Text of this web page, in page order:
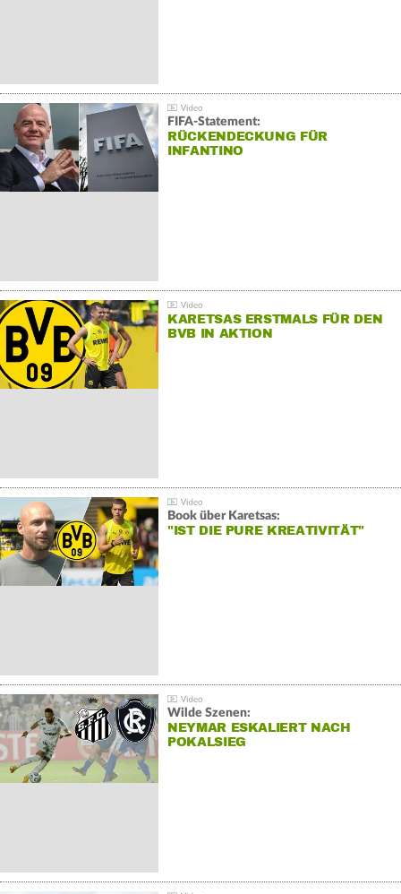
FIFA-Statement:
RÜCKENDECKUNG FÜR
INFANTINO
KARETSAS ERSTMALS FÜR DEN
BVB IN AKTION
Book über Karetsas:
"IST DIE PURE KREATIVITÄT"
Wilde Szenen:
NEYMAR ESKALIERT NACH
POKALSIEG